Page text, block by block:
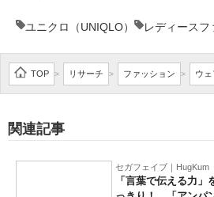
企業向けIT製品の総合サイト
製造業のIT導入・活用を支援
モノづくり技術者専門サイト
ユニクロ（UNIQLO） レディースフ
TOP > リサーチ > ファッション > ウェ
関連記事
セガフェイブ｜HugKum
「言葉で伝える力